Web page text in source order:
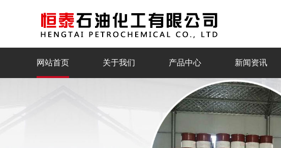
网站首页 关于我们 产品中心 新闻资讯